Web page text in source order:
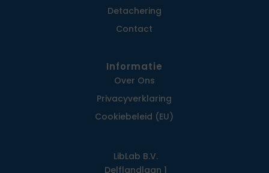
Detachering
Contact
Informatie
Over Ons
Privacy­verklaring
Cookiebeleid (EU)
LibLab B.V.
Delflandlaan 1